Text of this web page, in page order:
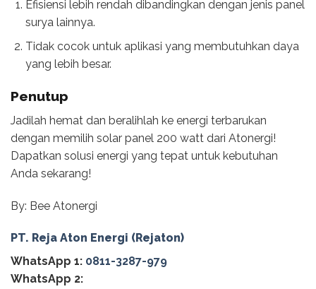
Efisiensi lebih rendah dibandingkan dengan jenis panel
surya lainnya.
Tidak cocok untuk aplikasi yang membutuhkan daya
yang lebih besar.
Penutup
Jadilah hemat dan beralihlah ke energi terbarukan
dengan memilih solar panel 200 watt dari Atonergi!
Dapatkan solusi energi yang tepat untuk kebutuhan
Anda sekarang!
By: Bee Atonergi
PT. Reja Aton Energi (Rejaton)
WhatsApp 1: 0811-3287-979
WhatsApp 2: